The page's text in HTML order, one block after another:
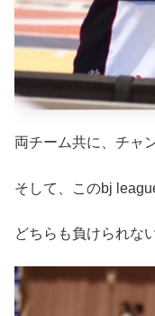
両チーム共に、チャ
そして、このbj
どちらも負けられな